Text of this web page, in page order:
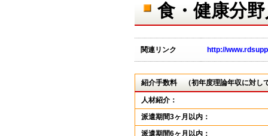
食・健康分
関連リンク http://
紹介手数料 （初年度理論年収に対し
人材紹介：
派遣期間3ヶ月以内：
派遣期間6ヶ月以内：